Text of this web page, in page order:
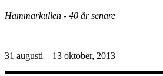
Hammarkullen - 40 år senare
31 augusti – 13 oktober, 2013